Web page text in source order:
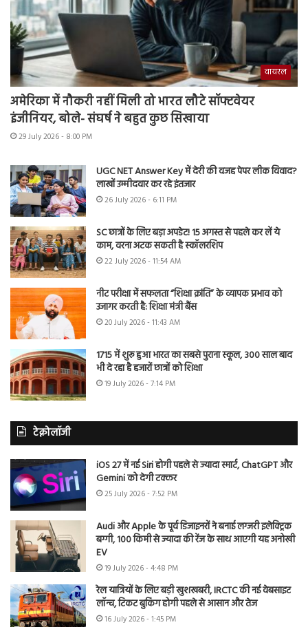
वायरल
अमेरिका में नौकरी नहीं मिली तो भारत लौटे सॉफ्टवेयर
इंजीनियर, बोले- संघर्ष ने बहुत कुछ सिखाया
29 July 2026 - 8:00 PM
UGC NET Answer Key में देरी की वजह पेपर लीक विवाद?
लाखों उम्मीदवार कर रहे इंतजार
26 July 2026 - 6:11 PM
SC छात्रों के लिए बड़ा अपडेट! 15 अगस्त से पहले कर लें ये
काम, वरना अटक सकती है स्कॉलरशिप
22 July 2026 - 11:54 AM
नीट परीक्षा में सफलता “शिक्षा क्रांति” के व्यापक प्रभाव को
उजागर करती है: शिक्षा मंत्री बैंस
20 July 2026 - 11:43 AM
1715 में शुरू हुआ भारत का सबसे पुराना स्कूल, 300 साल बाद
भी दे रहा है हजारों छात्रों को शिक्षा
19 July 2026 - 7:14 PM
टेक्नोलॉजी
iOS 27 में नई Siri होगी पहले से ज्यादा स्मार्ट, ChatGPT और
Gemini को देगी टक्कर
25 July 2026 - 7:52 PM
Audi और Apple के पूर्व डिजाइनरों ने बनाई लग्जरी इलेक्ट्रिक
बग्गी, 100 किमी से ज्यादा की रेंज के साथ आएगी यह अनोखी
EV
19 July 2026 - 4:48 PM
रेल यात्रियों के लिए बड़ी खुशखबरी, IRCTC की नई वेबसाइट
लॉन्च, टिकट बुकिंग होगी पहले से आसान और तेज
16 July 2026 - 1:45 PM